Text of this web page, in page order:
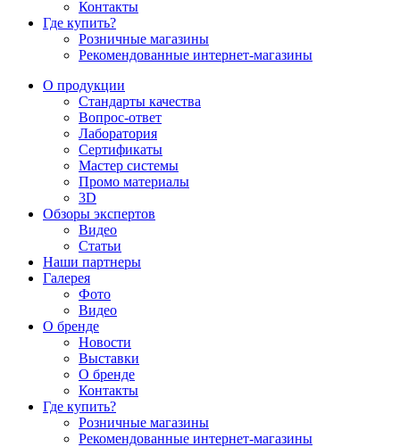
Контакты
Где купить?
Розничные магазины
Рекомендованные интернет-магазины
О продукции
Стандарты качества
Вопрос-ответ
Лаборатория
Сертификаты
Мастер системы
Промо материалы
3D
Обзоры экспертов
Видео
Статьи
Наши партнеры
Галерея
Фото
Видео
О бренде
Новости
Выставки
О бренде
Контакты
Где купить?
Розничные магазины
Рекомендованные интернет-магазины